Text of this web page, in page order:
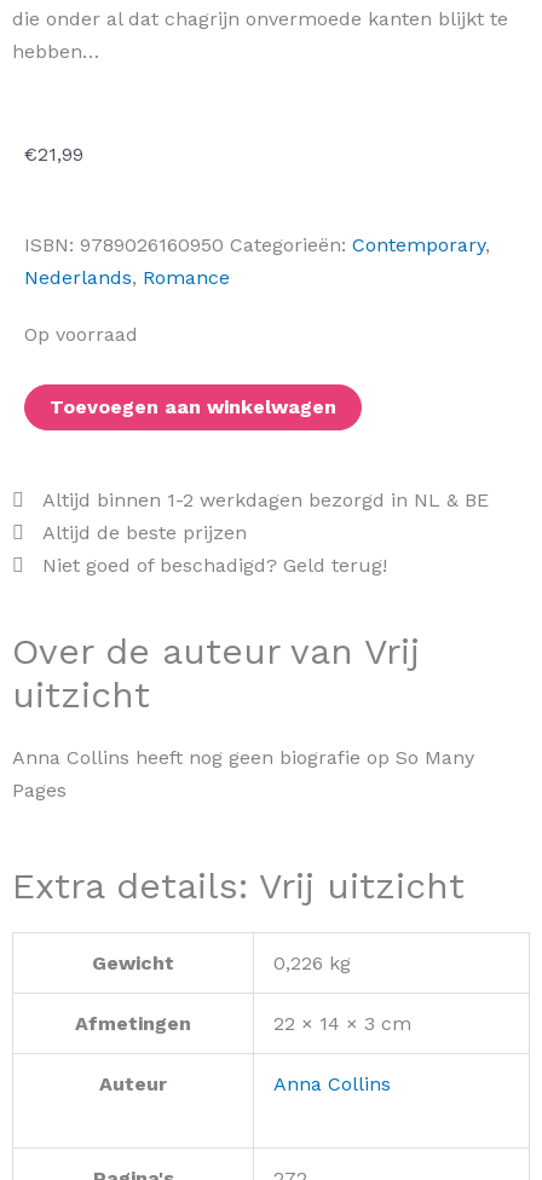
die onder al dat chagrijn onvermoede kanten blijkt te
hebben…
€21,99
ISBN: 9789026160950 Categorieën: Contemporary,
Nederlands, Romance
Op voorraad
Vrij
aantalToevoegen aan winkelwagen
Altijd binnen 1-2 werkdagen bezorgd in NL & BE
Altijd de beste prijzen
Niet goed of beschadigd? Geld terug!
Over de auteur van Vrij
uitzicht
Anna Collins heeft nog geen biografie op So Many
Pages
Extra details: Vrij uitzicht
Gewicht 0,226 kg
Afmetingen 22 × 14 × 3 cm
Auteur Anna Collins